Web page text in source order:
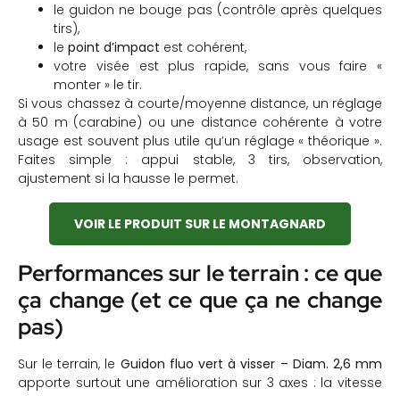
le guidon ne bouge pas (contrôle après quelques
tirs),
le point d’impact est cohérent,
votre visée est plus rapide, sans vous faire «
monter » le tir.
Si vous chassez à courte/moyenne distance, un réglage
à 50 m (carabine) ou une distance cohérente à votre
usage est souvent plus utile qu’un réglage « théorique ».
Faites simple : appui stable, 3 tirs, observation,
ajustement si la hausse le permet.
VOIR LE PRODUIT SUR LE MONTAGNARD
Performances sur le terrain : ce que
ça change (et ce que ça ne change
pas)
Sur le terrain, le Guidon fluo vert à visser – Diam. 2,6 mm
apporte surtout une amélioration sur 3 axes : la vitesse